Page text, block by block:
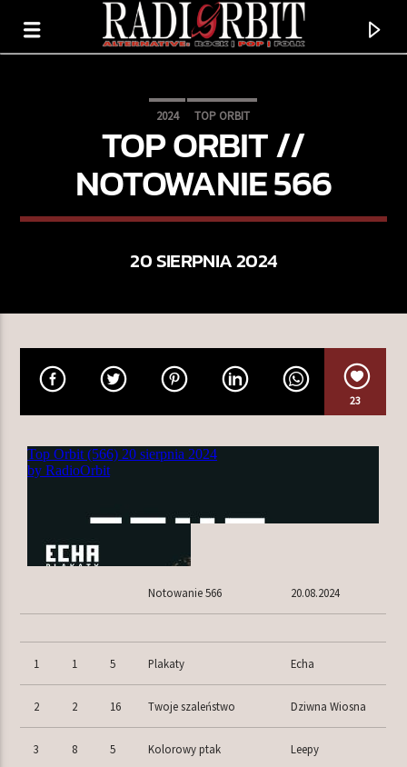
REMIND ME TO FORGET YOU
SEAFRET
TERAZ W RAMÓWCE
EXTRA ORBIT
Radio Orbit
2024 TOP ORBIT
TOP ORBIT //
NOTOWANIE 566
20 SIERPNIA 2024
23
Notowanie 566 20.08.2024
1 1 5 Plakaty Echa
2 2 16 Twoje szaleństwo Dziwna Wiosna
3 8 5 Kolorowy ptak Leepy